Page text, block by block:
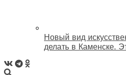
Новый вид
делать в Каменске.